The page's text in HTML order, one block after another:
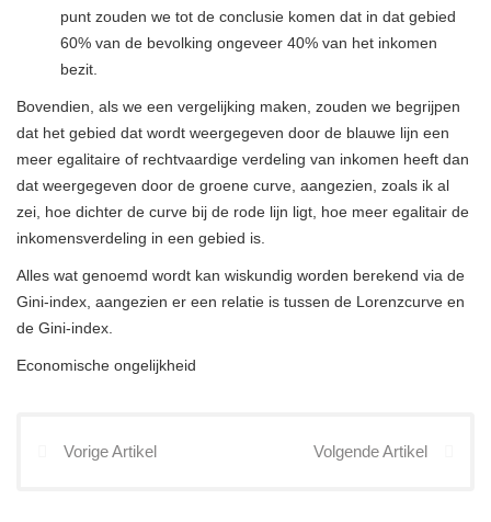
punt zouden we tot de conclusie komen dat in dat gebied
60% van de bevolking ongeveer 40% van het inkomen
bezit.
Bovendien, als we een vergelijking maken, zouden we begrijpen
dat het gebied dat wordt weergegeven door de blauwe lijn een
meer egalitaire of rechtvaardige verdeling van inkomen heeft dan
dat weergegeven door de groene curve, aangezien, zoals ik al
zei, hoe dichter de curve bij de rode lijn ligt, hoe meer egalitair de
inkomensverdeling in een gebied is.
Alles wat genoemd wordt kan wiskundig worden berekend via de
Gini-index, aangezien er een relatie is tussen de Lorenzcurve en
de Gini-index.
Economische ongelijkheid
Vorige Artikel Volgende Artikel